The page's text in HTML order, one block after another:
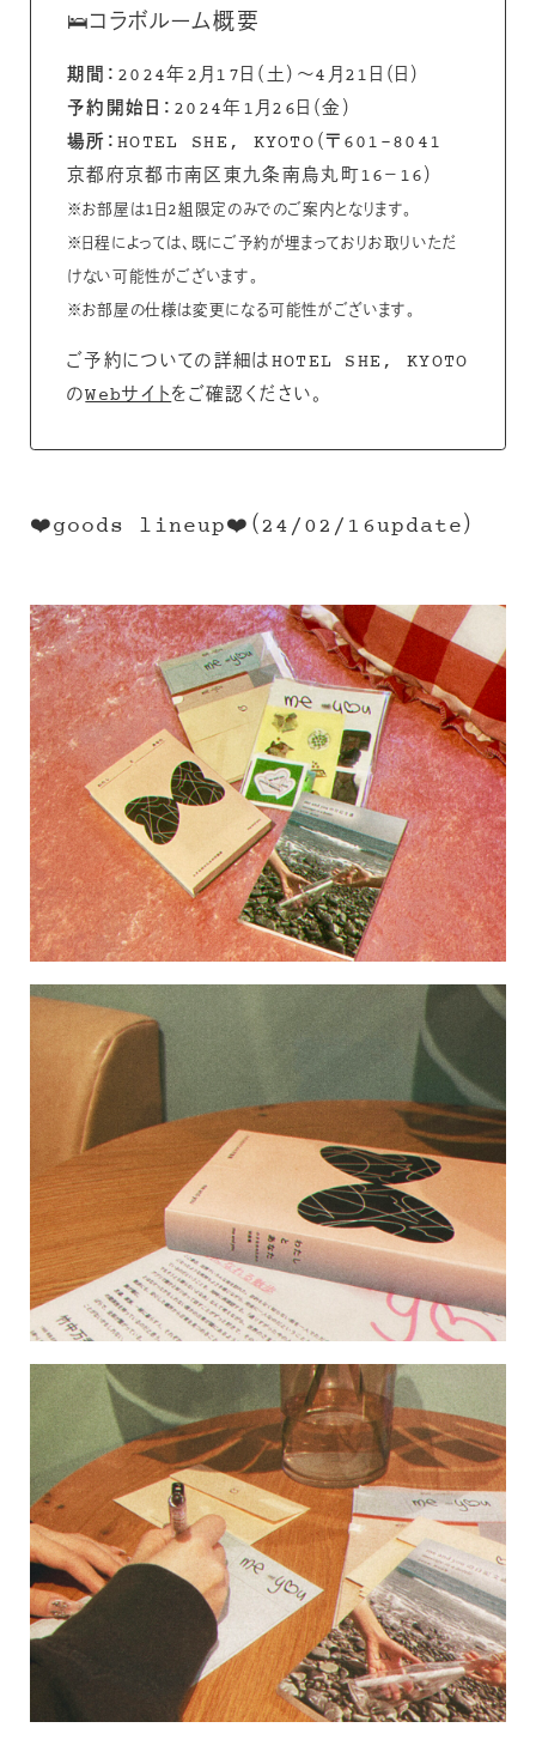
🛌コラボルーム概要
期間： 2024年2月17日（土）〜4月21日（日）
予約開始日： 2024年1月26日（金）
場所：HOTEL SHE, KYOTO（〒601-8041
京都府京都市南区東九条南烏丸町16−16）
※お部屋は1日2組限定のみでのご案内となります。
※日程によっては、既にご予約が埋まっておりお取りいただ
けない可能性がございます。
※お部屋の仕様は変更になる可能性がございます。
ご予約についての詳細はHOTEL SHE, KYOTO
のWebサイトをご確認ください。
❤️goods lineup❤️（24/02/16update）